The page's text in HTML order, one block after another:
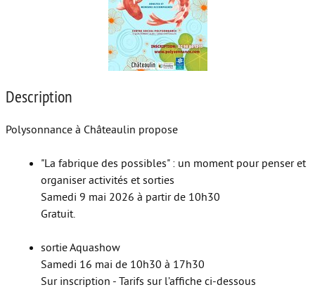
Sortir en famille
Vie de couple
Description
Polysonnance à Châteaulin propose
"La fabrique des possibles" : un moment pour penser et
organiser activités et sorties
Samedi 9 mai 2026 à partir de 10h30
Gratuit.
sortie Aquashow
Samedi 16 mai de 10h30 à 17h30
Sur inscription - Tarifs sur l’affiche ci-dessous